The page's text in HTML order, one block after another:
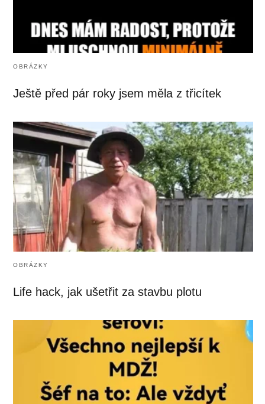
OBRÁZKY
Ještě před pár roky jsem měla z třicítek
OBRÁZKY
Life hack, jak ušetřit za stavbu plotu